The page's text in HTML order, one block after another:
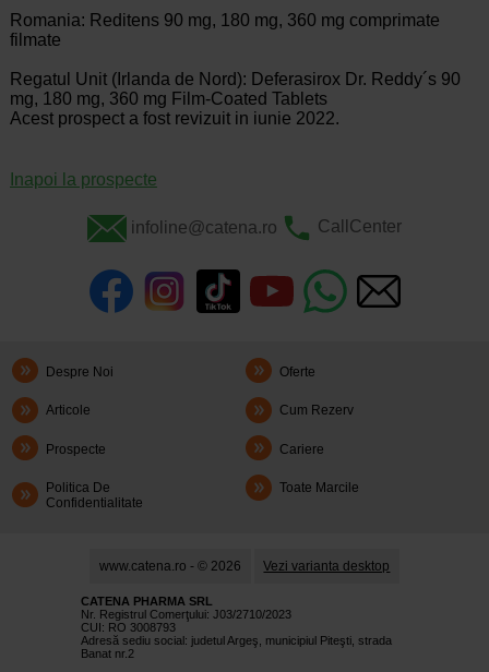
Romania: Reditens 90 mg, 180 mg, 360 mg comprimate
filmate
Regatul Unit (Irlanda de Nord): Deferasirox Dr. Reddy´s 90
mg, 180 mg, 360 mg Film-Coated Tablets
Acest prospect a fost revizuit in iunie 2022.
Inapoi la prospecte
infoline@catena.ro CallCenter
Despre Noi Oferte
Articole Cum Rezerv
Prospecte Cariere
Politica De
Confidentialitate
Toate Marcile
www.catena.ro - © 2026 Vezi varianta desktop
CATENA PHARMA SRL
Nr. Registrul Comerţului: J03/2710/2023
CUI: RO 3008793
Adresă sediu social: judetul Argeş, municipiul Piteşti, strada
Banat nr.2